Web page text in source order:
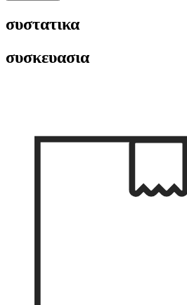
συστατικα
συσκευασια